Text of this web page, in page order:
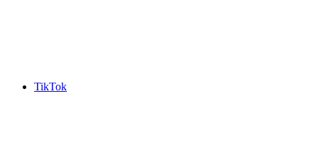
TikTok